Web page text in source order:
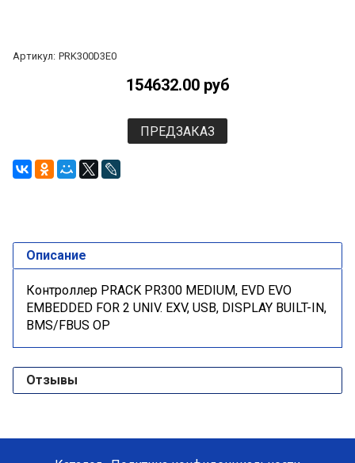
Артикул: PRK300D3E0
154632.00 руб
ПРЕДЗАКАЗ
Описание
Контроллер PRACK PR300 MEDIUM, EVD EVO
EMBEDDED FOR 2 UNIV. EXV, USB, DISPLAY BUILT-IN,
BMS/FBUS OP
Отзывы